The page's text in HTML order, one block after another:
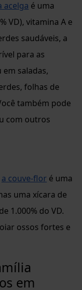
acelga é uma
VD), vitamina A e
saudáveis, a
para as
saladas,
folhas de
também pode
com outros
a couve-flor é uma
uma xícara de
1.000% do VD.
ossos fortes e
em